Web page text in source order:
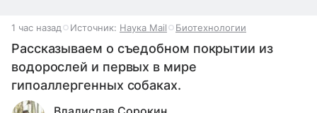
1 час назад Источник: Наука Mail Биотехнологии
Рассказываем о съедобном покрытии из
водорослей и первых в мире
гипоаллергенных собаках.